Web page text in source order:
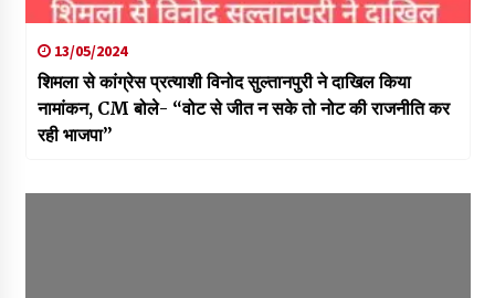
13/05/2024
शिमला से कांग्रेस प्रत्याशी विनोद सुल्तानपुरी ने दाखिल किया
नामांकन, CM बोले- “वोट से जीत न सके तो नोट की राजनीति कर
रही भाजपा”